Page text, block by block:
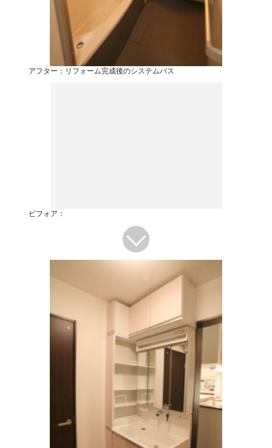
アフター：リフォーム完成後のシステムバス
ビフォア：